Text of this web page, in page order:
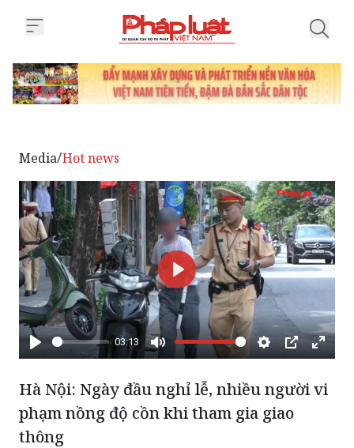
Media/Hot news
Phát
03:13
Tắt
tiếng
Cài
Chế
độ
trong
Xem
toàn
Phát
Hà Nội: Ngày đầu nghỉ lễ, nhiều người vi
phạm nồng độ cồn khi tham gia giao
thông